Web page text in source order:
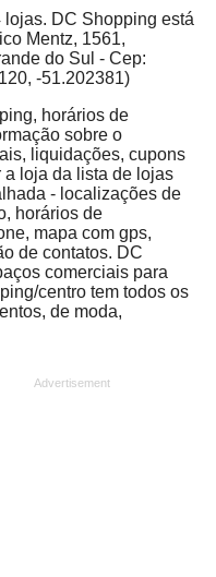
DC Shopping está
Mentz, 1561,
do Sul - Cep:
-51.202381)
horários de
sobre o
liquidações, cupons
a loja da lista de lojas
- localizações de
horários de
mapa com gps,
de contatos. DC
comerciais para
centro tem todos os
de moda,